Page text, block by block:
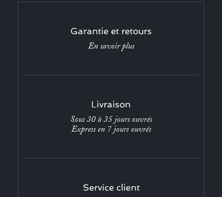
Garantie et retours
En savoir plus
Livraison
Sous 30 à 35 jours ouvrés
Express en 7 jours ouvrés
Service client